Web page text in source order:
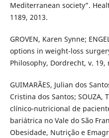
Mediterranean society”.
1189, 2013.
GROVEN, Karen Synne;
options in weight-loss
Philosophy, Dordrecht, v. 19,
GUIMARÃES, Julian dos
Cristina dos Santos; SOUZA,
clínico-nutricional de
bariátrica no Vale do São
Obesidade, Nutrição e